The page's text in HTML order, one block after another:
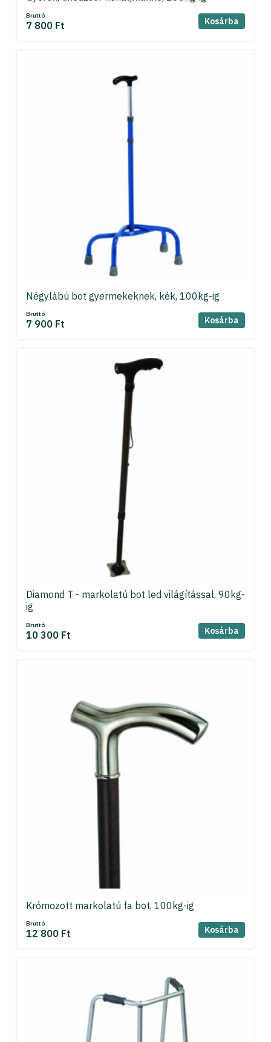
Bruttó
7 800 Ft Kosárba
Négylábú bot gyermekeknek, kék, 100kg-ig
Bruttó
7 900 Ft Kosárba
Diamond T - markolatú bot led világítással, 90kg-
ig
Bruttó
10 300 Ft Kosárba
Krómozott markolatú fa bot, 100kg-ig
Bruttó
12 800 Ft Kosárba